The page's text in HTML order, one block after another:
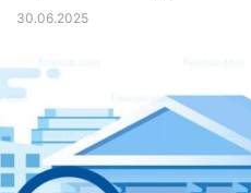
30.06.2025